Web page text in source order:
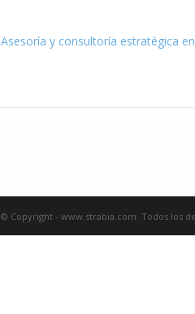
Asesoría y consultoría estratégica
© Copyright - www.strabia.com. Todos los